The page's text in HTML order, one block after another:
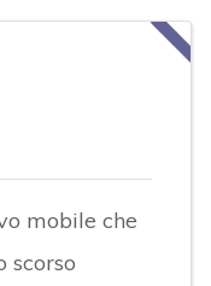
mobile che
scorso